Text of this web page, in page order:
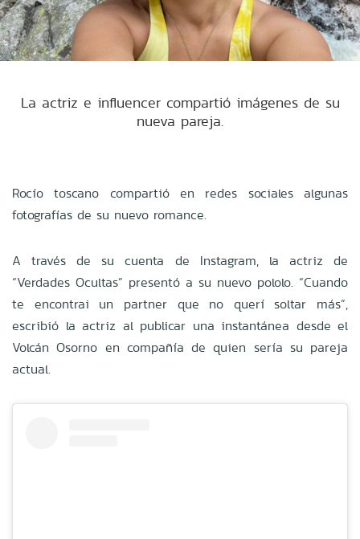
La actriz e influencer compartió imágenes de su
nueva pareja.
Rocío toscano compartió en redes sociales algunas
fotografías de su nuevo romance.
A través de su cuenta de Instagram, la actriz de
“Verdades Ocultas” presentó a su nuevo pololo. “Cuando
te encontrai un partner que no querí soltar más”,
escribió la actriz al publicar una instantánea desde el
Volcán Osorno en compañía de quien sería su pareja
actual.